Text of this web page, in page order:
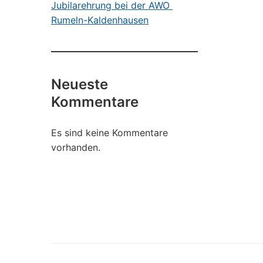
Jubilarehrung bei der AWO
Rumeln-Kaldenhausen
Neueste
Kommentare
Es sind keine Kommentare
vorhanden.